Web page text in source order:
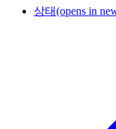
상태(opens in